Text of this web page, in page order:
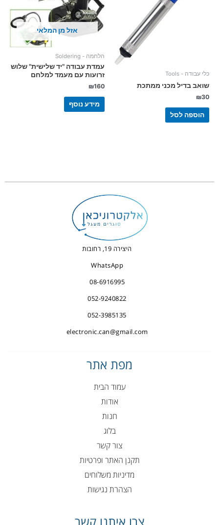
כלי עבודה - Tools
שואב בדיל מכני ממתכת
₪30
הוספה לסל
אזל מן המלאי
הלחמה - Soldering
עמדת עבודה "יד שלישית" שלוש
זרועות עם מעמד למלחם
₪160
מידע נוסף
היצירה 19, רחובות
WhatsApp
08-6916995
052-9240822
052-3985135
electronic.can@gmail.com
מפת אתר
עמוד הבית
אודות
חנות
בלוג
צור קשר
תקנן האתר ופרטיות
מדיניות משלוחים
הצהרת נגישות
צרו איתנו קשר